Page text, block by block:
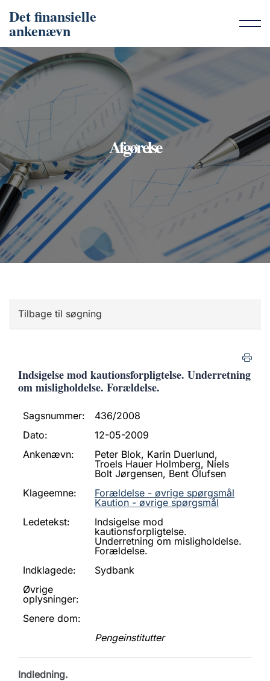
Det finansielle
ankenævn
Afgørelse
Tilbage til søgning
Indsigelse mod kautionsforpligtelse. Underretning
om misligholdelse. Forældelse.
Sagsnummer:
436/2008
Dato:
12-05-2009
Ankenævn:
Peter Blok, Karin Duerlund,
Troels Hauer Holmberg, Niels
Bolt Jørgensen, Bent Olufsen
Klageemne:
Forældelse - øvrige spørgsmål
Kaution - øvrige spørgsmål
Ledetekst:
Indsigelse mod
kautionsforpligtelse.
Underretning om misligholdelse.
Forældelse.
Indklagede:
Sydbank
Øvrige
oplysninger:
Senere dom:
Pengeinstitutter
Indledning.